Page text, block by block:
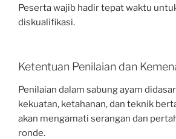
Peserta wajib hadir tepat waktu
diskualifikasi.
Ketentuan Penilaian dan
Penilaian dalam sabung ayam
kekuatan, ketahanan, dan teknik
akan mengamati serangan dan
ronde.